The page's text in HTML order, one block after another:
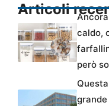
Articoli
caldo,
però
grande